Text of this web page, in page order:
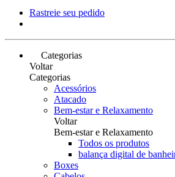
Rastreie seu pedido
Categorias
Voltar
Categorias
Acessórios
Atacado
Bem-estar e Relaxamento
Voltar
Bem-estar e Relaxamento
Todos os produtos
balança digital de
Boxes